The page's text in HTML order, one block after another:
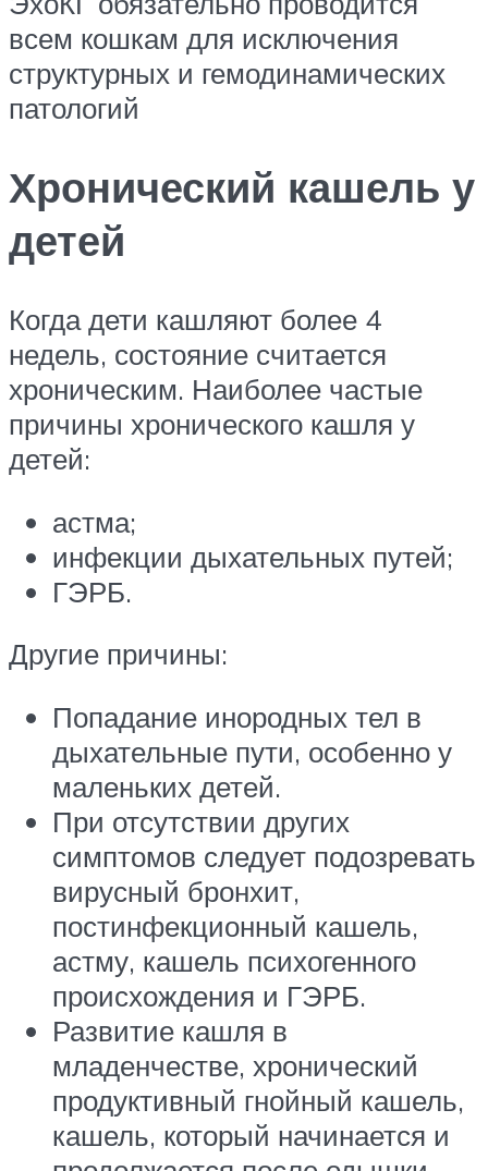
всем кошкам для исключения
структурных и гемодинамических
патологий
Хронический кашель у
детей
Когда дети кашляют более 4
недель, состояние считается
хроническим. Наиболее частые
причины хронического кашля у
детей:
астма;
инфекции дыхательных путей;
ГЭРБ.
Другие причины:
Попадание инородных тел в
дыхательные пути, особенно у
маленьких детей.
При отсутствии других
симптомов следует подозревать
вирусный бронхит,
постинфекционный кашель,
астму, кашель психогенного
происхождения и ГЭРБ.
Развитие кашля в
младенчестве, хронический
продуктивный гнойный кашель,
кашель, который начинается и